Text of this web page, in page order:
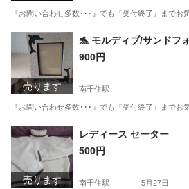
『お問い合わせ多数･･･』でも『受付終了』まで
東京 荒川区 インテリア雑貨
売ります
🐬 モルディブ/サンドフ
900円
南千住駅
『お問い合わせ多数･･･』でも『受付終了』まで
東京 荒川区 南千住駅 インテリア雑貨
売ります
レディース セーター
500円
南千住駅 5月27日